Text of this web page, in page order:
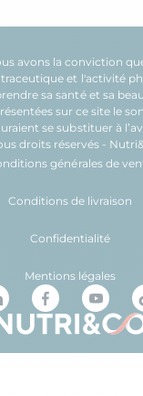
avons la conviction
et l'activité
sasantéet sa
sur ce site le
se substituer à
droits réservés -
générales de
Conditions de livraison
Confidentialité
Mentions légales